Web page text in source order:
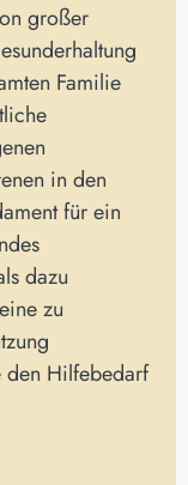
großer
Familie
in den
für ein
dazu
zu
den Hilfebedarf